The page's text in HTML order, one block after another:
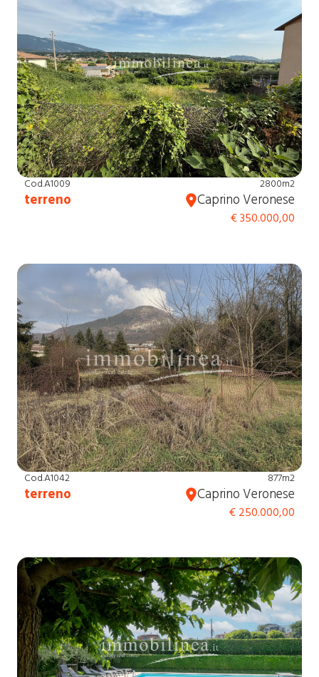
Cod.A1009
terreno
2800m2
Caprino Veronese
€ 350.000,00
Cod.A1042
terreno
877m2
Caprino Veronese
€ 250.000,00